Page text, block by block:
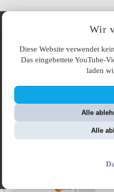
Wir
Diese Website verwendet
Das eingebettete YouTube-
laden
Alle
Alle
Angebote